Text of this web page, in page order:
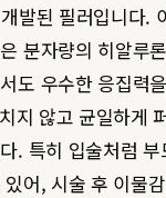
발된 필러입니다.
분자량의 히알루
도 우수한 응집력
지 않고 균일하게
. 특히 입술처럼
어, 시술 후 이물